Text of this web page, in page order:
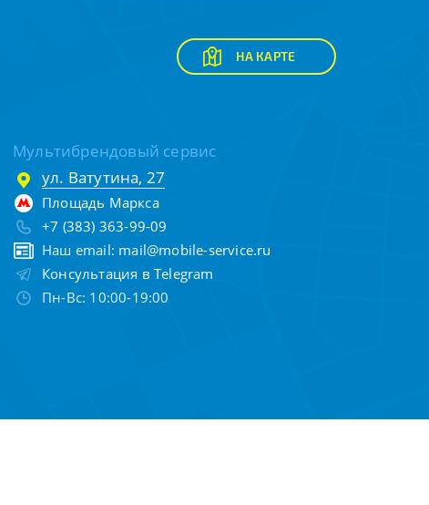
НА КАРТЕ
Мультибрендовый сервис
ул. Ватутина, 27
Площадь Маркса
+7 (383) 363-99-09
Наш email: mail@mobile-service.ru
Консультация в Telegram
Пн-Вс: 10:00-19:00